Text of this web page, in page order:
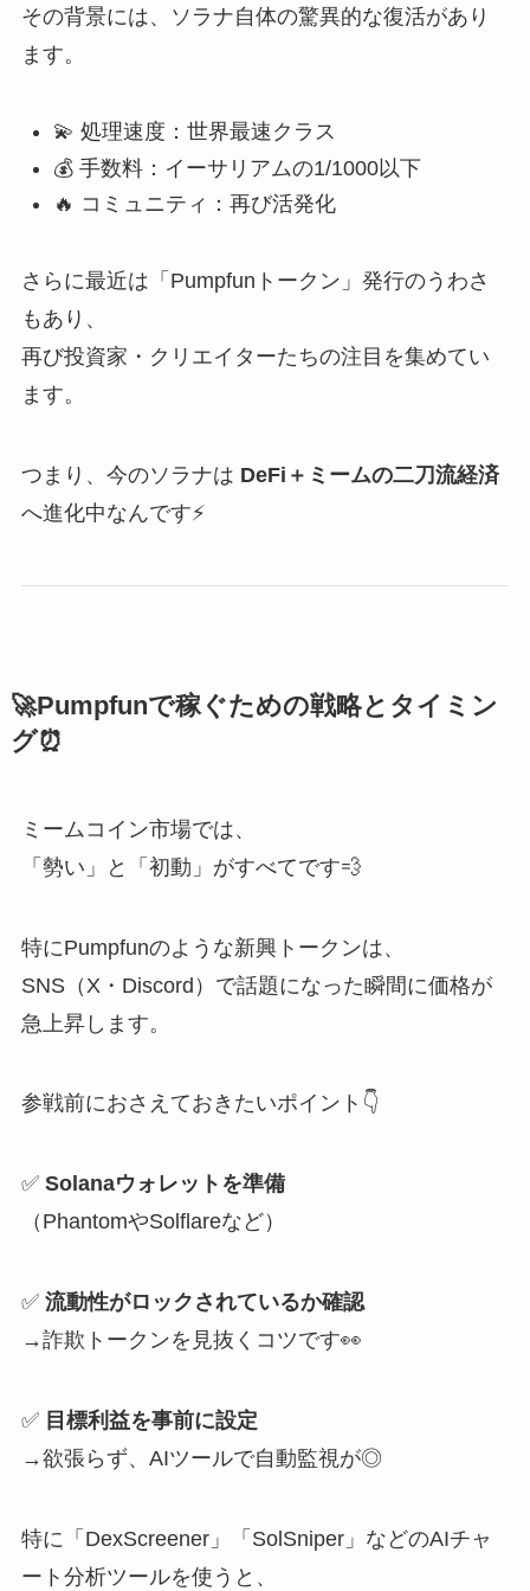
その背景には、ソラナ自体の驚異的な復活があり
ます。
💫 処理速度：世界最速クラス
💰 手数料：イーサリアムの1/1000以下
🔥 コミュニティ：再び活発化
さらに最近は「Pumpfunトークン」発行のうわさ
もあり、
再び投資家・クリエイターたちの注目を集めてい
ます。
つまり、今のソラナは DeFi＋ミームの二刀流経済
へ進化中なんです⚡
🚀Pumpfunで稼ぐための戦略とタイミン
グ⏰
ミームコイン市場では、
「勢い」と「初動」がすべてです💨
特にPumpfunのような新興トークンは、
SNS（X・Discord）で話題になった瞬間に価格が
急上昇します。
参戦前におさえておきたいポイント👇
✅ Solanaウォレットを準備
（PhantomやSolflareなど）
✅ 流動性がロックされているか確認
→詐欺トークンを見抜くコツです👀
✅ 目標利益を事前に設定
→欲張らず、AIツールで自動監視が◎
特に「DexScreener」「SolSniper」などのAIチャ
ート分析ツールを使うと、